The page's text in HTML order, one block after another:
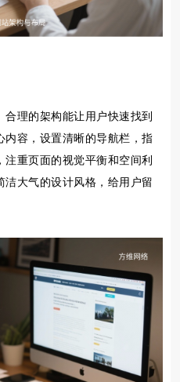
理的架构能让用户快速找到
内容，设置清晰的导航栏，指
重页面的视觉平衡和空间利
洁大气的设计风格，给用户留